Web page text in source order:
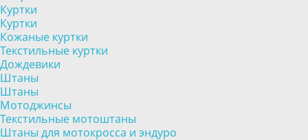
Куртки
Куртки
Кожаные куртки
Текстильные куртки
Дождевики
Штаны
Штаны
Мотоджинсы
Текстильные мотоштаны
Штаны для мотокросса и эндуро